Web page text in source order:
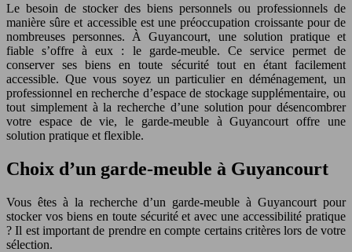
Le besoin de stocker des biens personnels ou professionnels de
manière sûre et accessible est une préoccupation croissante pour de
nombreuses personnes. À Guyancourt, une solution pratique et
fiable s’offre à eux : le garde-meuble. Ce service permet de
conserver ses biens en toute sécurité tout en étant facilement
accessible. Que vous soyez un particulier en déménagement, un
professionnel en recherche d’espace de stockage supplémentaire, ou
tout simplement à la recherche d’une solution pour désencombrer
votre espace de vie, le garde-meuble à Guyancourt offre une
solution pratique et flexible.
Choix d’un garde-meuble à Guyancourt
Vous êtes à la recherche d’un garde-meuble à Guyancourt pour
stocker vos biens en toute sécurité et avec une accessibilité pratique
? Il est important de prendre en compte certains critères lors de votre
sélection.